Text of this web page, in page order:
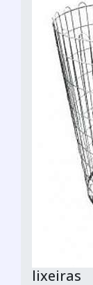
lixeiras